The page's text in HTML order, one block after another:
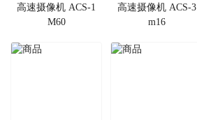
高速摄像机 ACS-1
M60
高速摄像机 ACS-3
m16